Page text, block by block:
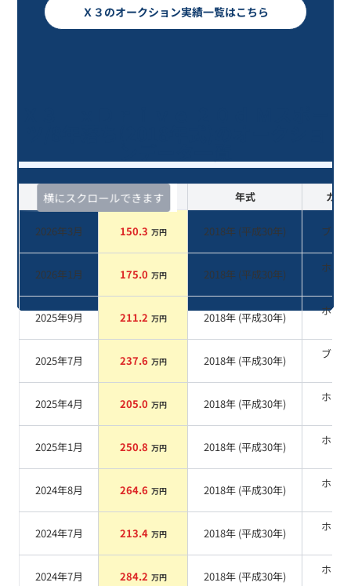
Ｘ３のオークション実績一覧はこちら
横にスクロールできます
査定時期 セルカ実績 年式 カラ
2026年3月 150.3 万円 2018年 (平成30年) ブルー
2026年1月 175.0 万円 2018年 (平成30年)
ホワ
2025年9月 211.2 万円 2018年 (平成30年)
ホワ
2025年7月 237.6 万円 2018年 (平成30年)
ブラ
2025年4月 205.0 万円 2018年 (平成30年)
ホワ
2025年1月 250.8 万円 2018年 (平成30年)
ホワ
2024年8月 264.6 万円 2018年 (平成30年)
ホワ
2024年7月 213.4 万円 2018年 (平成30年)
ホワ
2024年7月 284.2 万円 2018年 (平成30年)
ホワ